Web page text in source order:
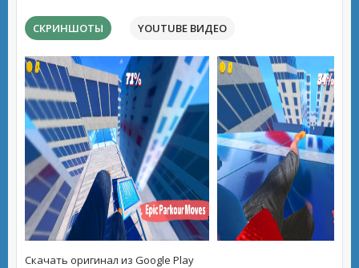
СКРИНШОТЫ YOUTUBE ВИДЕО
Скачать оригинал из Google Play